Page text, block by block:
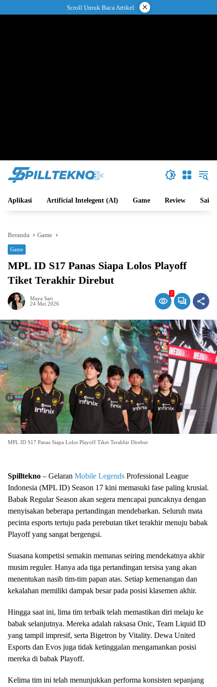
ke
Scroll Untuk Baca Artikel ×
Aplikasi Artificial Intelegent (AI) Game Review Sains
Beranda Game
Game
MPL ID S17 Panas Siapa Lolos Playoff
Tiket Terakhir Direbut
Maya Sari
24 Mei 2026
2
MPL ID S17 Panas Siapa Lolos Playoff Tiket Terakhir Direbut
Spilltekno – Gelaran Mobile Legends Professional League
Indonesia (MPL ID) Season 17 kini memasuki fase paling krusial.
Babak Regular Season akan segera mencapai puncaknya dengan
menyisakan beberapa pertandingan mendebarkan. Seluruh mata
pecinta esports tertuju pada perebutan tiket terakhir menuju babak
Playoff yang sangat bergengsi.
Suasana kompetisi semakin memanas seiring mendekatnya akhir
musim reguler. Hanya ada tiga pertandingan tersisa yang akan
menentukan nasib tim-tim papan atas. Setiap kemenangan dan
kekalahan memiliki dampak besar pada posisi klasemen akhir.
Hingga saat ini, lima tim terbaik telah memastikan diri melaju ke
babak selanjutnya. Mereka adalah raksasa Onic, Team Liquid ID
yang tampil impresif, serta Bigetron by Vitality. Dewa United
Esports dan Evos juga tidak ketinggalan mengamankan posisi
mereka di babak Playoff.
Kelima tim ini telah menunjukkan performa konsisten sepanjang